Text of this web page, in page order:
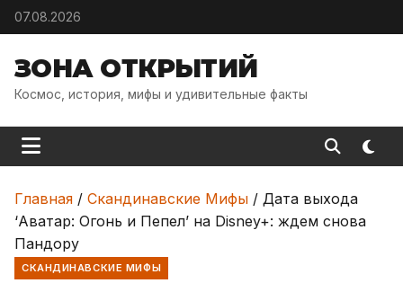
Skip to content
07.08.2026
ЗОНА ОТКРЫТИЙ
Космос, история, мифы и удивительные факты
Главная / Скандинавские Мифы / Дата выхода
‘Аватар: Огонь и Пепел’ на Disney+: ждем снова
Пандору
СКАНДИНАВСКИЕ МИФЫ